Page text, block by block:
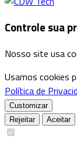
Controle sua
Nosso site usa
Usamos cookies
Política de
Customizar
Rejeitar
Aceitar